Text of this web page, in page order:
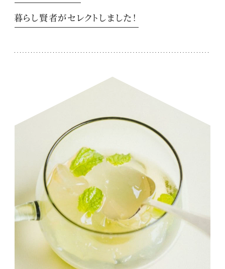
暮らし賢者がセレクトしました！